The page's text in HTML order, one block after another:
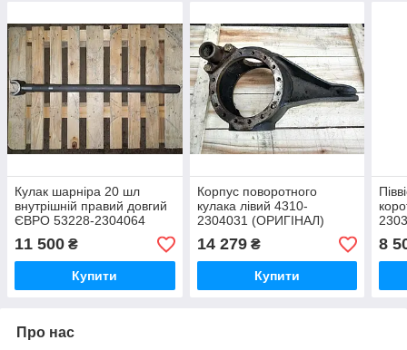
Кулак шарніра 20 шл
внутрішній правий довгий
ЄВРО 53228-2304064
(ОРИГІНАЛ)
11 500 ₴
Купити
Корпус поворотного
кулака лівий 4310-
2304031 (ОРИГІНАЛ)
14 279₴
Купити
8
Про нас